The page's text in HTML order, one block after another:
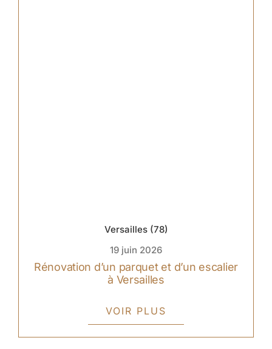
Versailles (78)
19 juin 2026
Rénovation d’un parquet et d’un escalier
à Versailles
VOIR PLUS